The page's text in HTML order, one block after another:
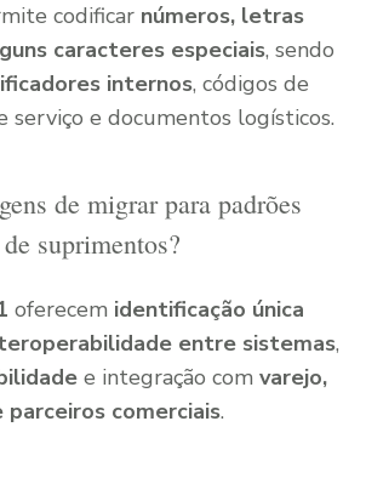
codificar números, letras
caracteres especiais, sendo
internos, códigos de
serviço e documentos logísticos.
de migrar para padrões
suprimentos?
oferecem identificação única
entre sistemas,
e integração com varejo,
comerciais.